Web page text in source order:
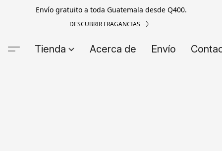
Envío gratuito a toda Guatemala desde Q400.
DESCUBRIR FRAGANCIAS
Tienda Acerca de Envío